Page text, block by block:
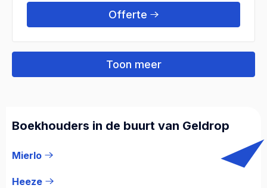
Offerte
Toon meer
Boekhouders in de buurt van Geldrop
Mierlo
Heeze